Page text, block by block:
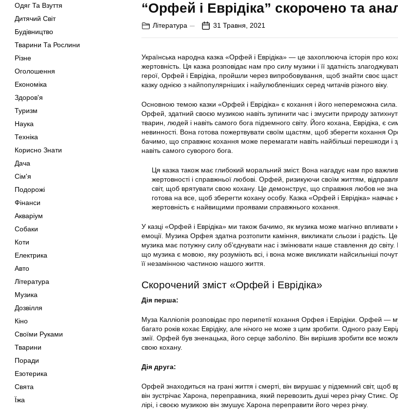
Одяг Та Взуття
Дитячий Світ
Будівництво
Тварини Та Рослини
Різне
Оголошення
Економіка
Здоров'я
Туризм
Наука
Техніка
Корисно Знати
Дача
Сім'я
Подорожі
Фінанси
Акваріум
Собаки
Коти
Електрика
Авто
Література
Музика
Дозвілля
Кіно
Своїми Руками
Тварини
Поради
Езотерика
Свята
Їжа
“Орфей і Еврідіка” скорочено та
Література 31 Травня, 2021
Українська народна казка «Орфей і Еврідіка» — це захоплююча історія про
жертовність. Ця казка розповідає нам про силу музики і її здатність
герої, Орфей і Еврідіка, пройшли через випробовування, щоб знайти своє
казку однією з найпопулярніших і найулюбленіших серед читачів різного віку.
Основною темою казки «Орфей і Еврідіка» є кохання і його непереможна
Орфей, здатний своєю музикою навіть зупинити час і змусити природу
тварин, людей і навіть самого бога підземного світу. Його кохана, Еврідіка, є
невинності. Вона готова пожертвувати своїм щастям, щоб зберегти кохання
бачимо, що справжнє кохання може перемагати навіть найбільші перешкоди і
навіть самого суворого бога.
Ця казка також має глибокий моральний зміст. Вона нагадує нам про
жертовності і справжньої любові. Орфей, ризикуючи своїм життям,
світ, щоб врятувати свою кохану. Це демонструє, що справжня любов не
готова на все, щоб зберегти кохану особу. Казка «Орфей і Еврідіка» навчає
жертовність є найвищими проявами справжнього кохання.
У казці «Орфей і Еврідіка» ми також бачимо, як музика може магічно впливати
емоції. Музика Орфея здатна розтопити каміння, викликати сльози і радість.
музика має потужну силу об’єднувати нас і змінювати наше ставлення до
що музика є мовою, яку розуміють всі, і вона може викликати найсильніші
її незамінною частиною нашого життя.
Скорочений зміст «Орфей і Еврідіка»
Дія перша:
Муза Калліопія розповідає про перипетії кохання Орфея і Еврідіки. Орфей —
багато років кохає Еврідіку, але нічого не може з цим зробити. Одного разу
змії. Орфей був зненацька, його серце заболіло. Він вирішив зробити все
свою кохану.
Дія друга:
Орфей знаходиться на грані життя і смерті, він вирушає у підземний світ, щоб
він зустрічає Харона, переправника, який перевозить душі через річку Стикс.
лірі, і своєю музикою він змушує Харона переправити його через річку.